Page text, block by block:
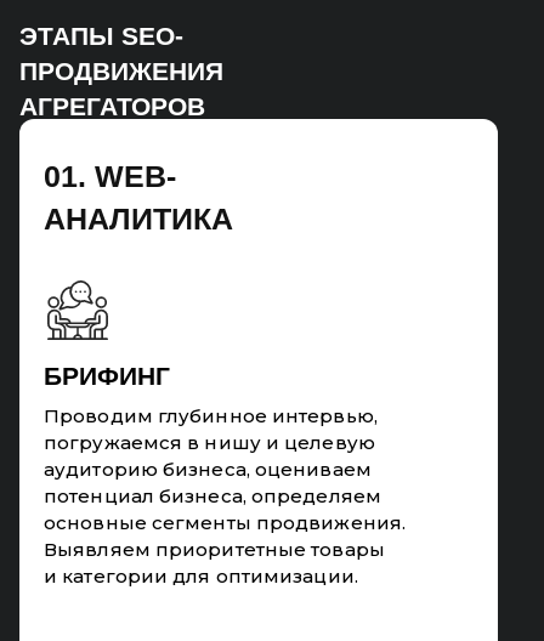
ЭТАПЫ SEO-
ПРОДВИЖЕНИЯ
АГРЕГАТОРОВ
01. WEB-
АНАЛИТИКА
БРИФИНГ
Проводим глубинное интервью,
погружаемся в нишу и целевую
аудиторию бизнеса, оцениваем
потенциал бизнеса, определяем
основные сегменты продвижения.
Выявляем приоритетные товары
и категории для оптимизации.